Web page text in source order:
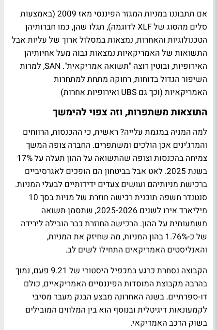
אם תתבוננו במניות המגזר הפיננסי מאז 2009 (באמצעות
סלים מהסוג של XLF לדוגמה), תגלו שהן, כמו חברותיהן
הטכנולוגיות והאחרות, נמצאות במסלול ארוך של עליות אבל
התשואות של האמריקאיות נמצאות גבוה מעל אחיותיהן
האירופיות, ובוטין רוצה "תשואה אמריקאית". SAN, למרות
השיפור הגדול בדוחות, רחוקה מתחת למתחרות
האמריקאיות (וכך גם UBS ואירופיות אחרות)
התוצאות משתפרות, וזה צפוי להימשך
למה המניה במגמת עלייה? ראשית, כי ההכנסות, הרווחים
והמרג'ינים אכן הולכים ומשתפרים. החברה צופה המשך
צמיחה בהכנסות וצופה שהתשואה על ההון תעלה על 17%
בשנת 2025. לאט אבל בביטחון הם הופכים לאגרסיביים
ברכישת מניותיהם ועושים צעדים ידידותיים לבעלי המניות.
סנטנדר חשפה תוכנית רכישה חוזרת של מניות בסך 10
מיליארד אירו לשנים 2025-2026, שתסמן תשואה
משמעותית על ההון. הרכישה החוזרת כבר הובילה לירידה
של כ-1.76% בהון המניות, מה שחיזק את המניות,
והאנליסטים האמריקאים התחילו לשים לב.
הקבוצה נסחרת כרגע במכפיל היסטורי של 9.21 פעם, נמוך
בהרבה מקבוצת המוסדות הפיננסיים האמריקאיים, כולם
דו-ספרתיים. בשנה האחרונה מבצע הבנק מעבר מסיבי
לקמעונאות דיגיטלית ובנוסף הוא בין המלווים המובילים
בשוק הרכב האמריקאי.